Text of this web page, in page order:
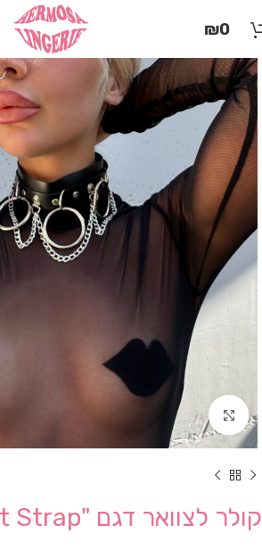
זֶה
מַעֲרֶכֶת
"המרכז
הישראלי
לְהַנְגָּשָׁת
אָתָרִים".
הַמְּסַיַּעַת
לִנְגִישׁוּת
הָאֲתָר.
לִפְתִיחַת
תַּפְרִיט
הֵנְּגִישׁוּת
לְחַץ
ALT+0
₪0
Click to enlarge
קולר לצוואר דגם "Lust Strap"